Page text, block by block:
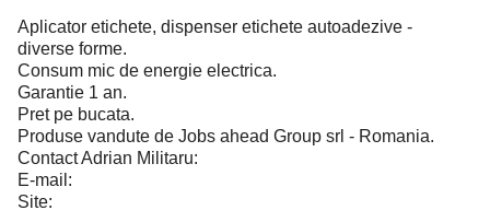
Aplicator etichete, dispenser etichete autoadezive -
diverse forme.
Consum mic de energie electrica.
Garantie 1 an.
Pret pe bucata.
Produse vandute de Jobs ahead Group srl - Romania.
Contact Adrian Militaru:
E-mail:
Site: